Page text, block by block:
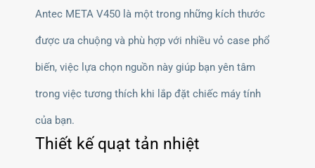
Antec META V450 là một trong những kích thước
được ưa chuộng và phù hợp với nhiều vỏ case phổ
biến, việc lựa chọn nguồn này giúp bạn yên tâm
trong việc tương thích khi lắp đặt chiếc máy tính
của bạn.
Thiết kế quạt tản nhiệt